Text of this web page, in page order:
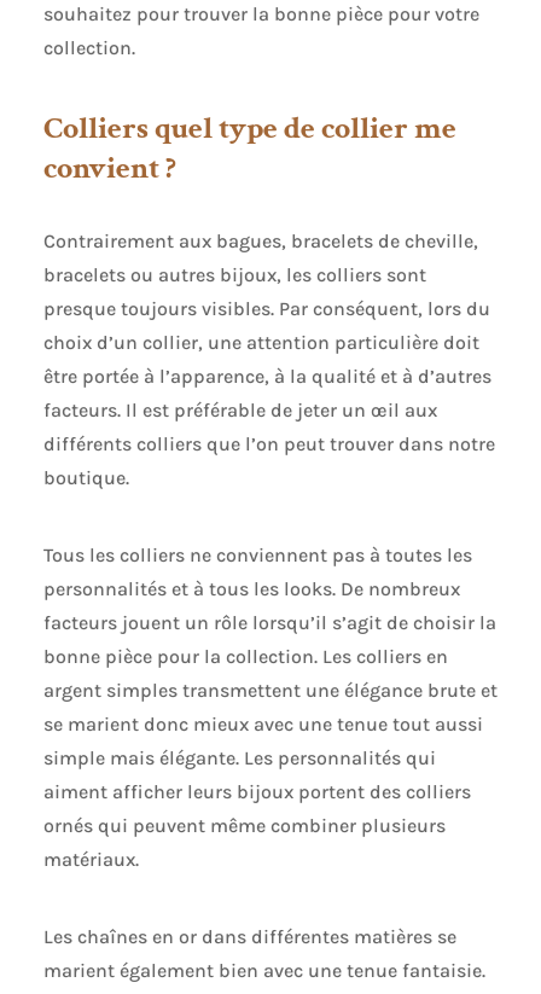
souhaitez pour trouver la bonne pièce pour votre
collection.
Colliers quel type de collier me
convient ?
Contrairement aux bagues, bracelets de cheville,
bracelets ou autres bijoux, les colliers sont
presque toujours visibles. Par conséquent, lors du
choix d’un collier, une attention particulière doit
être portée à l’apparence, à la qualité et à d’autres
facteurs. Il est préférable de jeter un œil aux
différents colliers que l’on peut trouver dans notre
boutique.
Tous les colliers ne conviennent pas à toutes les
personnalités et à tous les looks. De nombreux
facteurs jouent un rôle lorsqu’il s’agit de choisir la
bonne pièce pour la collection. Les colliers en
argent simples transmettent une élégance brute et
se marient donc mieux avec une tenue tout aussi
simple mais élégante. Les personnalités qui
aiment afficher leurs bijoux portent des colliers
ornés qui peuvent même combiner plusieurs
matériaux.
Les chaînes en or dans différentes matières se
marient également bien avec une tenue fantaisie.